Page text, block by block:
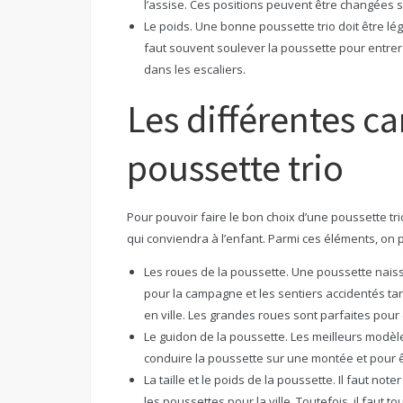
l’assise. Ces positions peuvent être
Le poids. Une bonne poussette trio doit être
faut souvent soulever la poussette pour
dans les escaliers.
Les différentes
poussette trio
Pour pouvoir faire le bon choix d’une poussette
qui conviendra à l’enfant. Parmi ces éléments, on
Les roues de la poussette. Une poussette
pour la campagne et les sentiers accidentés
en ville. Les grandes roues sont parfaites
Le guidon de la poussette. Les meilleurs
conduire la poussette sur une montée et pour
La taille et le poids de la poussette. Il faut